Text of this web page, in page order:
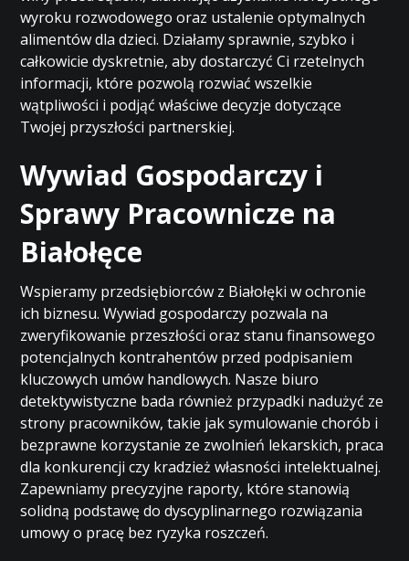
wyroku rozwodowego oraz ustalenie optymalnych
alimentów dla dzieci. Działamy sprawnie, szybko i
całkowicie dyskretnie, aby dostarczyć Ci rzetelnych
informacji, które pozwolą rozwiać wszelkie
wątpliwości i podjąć właściwe decyzje dotyczące
Twojej przyszłości partnerskiej.
Wywiad Gospodarczy i
Sprawy Pracownicze na
Białołęce
Wspieramy przedsiębiorców z Białołęki w ochronie
ich biznesu. Wywiad gospodarczy pozwala na
zweryfikowanie przeszłości oraz stanu finansowego
potencjalnych kontrahentów przed podpisaniem
kluczowych umów handlowych. Nasze biuro
detektywistyczne bada również przypadki nadużyć ze
strony pracowników, takie jak symulowanie chorób i
bezprawne korzystanie ze zwolnień lekarskich, praca
dla konkurencji czy kradzież własności intelektualnej.
Zapewniamy precyzyjne raporty, które stanowią
solidną podstawę do dyscyplinarnego rozwiązania
umowy o pracę bez ryzyka roszczeń.